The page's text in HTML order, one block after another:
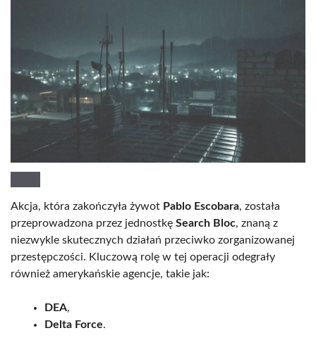
Akcja, która zakończyła żywot Pablo Escobara, została
przeprowadzona przez jednostkę Search Bloc, znaną z
niezwykle skutecznych działań przeciwko zorganizowanej
przestępczości. Kluczową rolę w tej operacji odegrały
również amerykańskie agencje, takie jak:
DEA,
Delta Force.